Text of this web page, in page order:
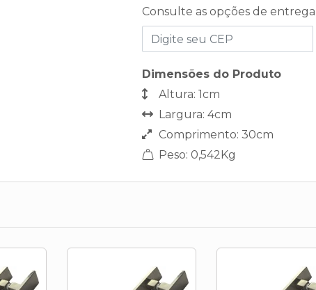
Consulte as opções de entrega
Dimensões do Produto
Altura: 1cm
Largura: 4cm
Comprimento: 30cm
Peso: 0,542Kg